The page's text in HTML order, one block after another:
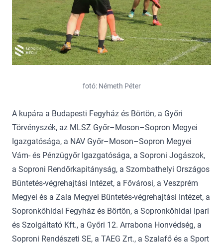
fotó: Németh Péter
A kupára a Budapesti Fegyház és Börtön, a Győri
Törvényszék, az MLSZ Győr–Moson–Sopron Megyei
Igazgatósága, a NAV Győr–Moson–Sopron Megyei
Vám- és Pénzügyőr Igazgatósága, a Soproni Jogászok,
a Soproni Rendőrkapitányság, a Szombathelyi Országos
Büntetés-végrehajtási Intézet, a Fővárosi, a Veszprém
Megyei és a Zala Megyei Büntetés-végrehajtási Intézet, a
Sopronkőhidai Fegyház és Börtön, a Sopronkőhidai Ipari
és Szolgáltató Kft., a Győri 12. Arrabona Honvédség, a
Soproni Rendészeti SE, a TAEG Zrt., a Szalafő és a Sport